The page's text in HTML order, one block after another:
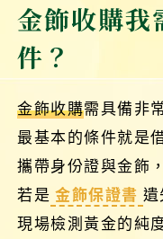
金飾收購我
件？
金飾收購需具備非
最基本的條件就是
攜帶身份證與金飾
若是 金飾保證書
現場檢測黃金的純